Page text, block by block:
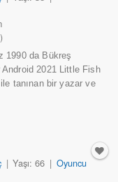
1990 da Bükreş
2021 Little Fish
tanınan bir yazar ve
| Yaşı: 66 | Oyuncu